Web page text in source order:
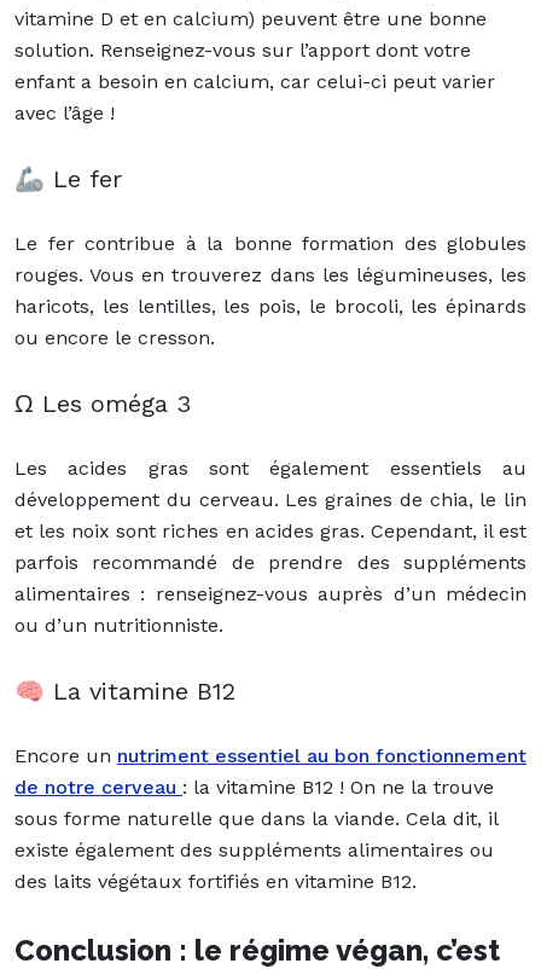
vitamine D et en calcium) peuvent être une bonne
solution. Renseignez-vous sur l’apport dont votre
enfant a besoin en calcium, car celui-ci peut varier
avec l’âge !
🦾 Le fer
Le fer contribue à la bonne formation des globules
rouges. Vous en trouverez dans les légumineuses, les
haricots, les lentilles, les pois, le brocoli, les épinards
ou encore le cresson.
Ω Les oméga 3
Les acides gras sont également essentiels au
développement du cerveau. Les graines de chia, le lin
et les noix sont riches en acides gras. Cependant, il est
parfois recommandé de prendre des suppléments
alimentaires : renseignez-vous auprès d’un médecin
ou d’un nutritionniste.
🧠 La vitamine B12
Encore un nutriment essentiel au bon fonctionnement
de notre cerveau : la vitamine B12 ! On ne la trouve
sous forme naturelle que dans la viande. Cela dit, il
existe également des suppléments alimentaires ou
des laits végétaux fortifiés en vitamine B12.
Conclusion : le régime végan, c’est